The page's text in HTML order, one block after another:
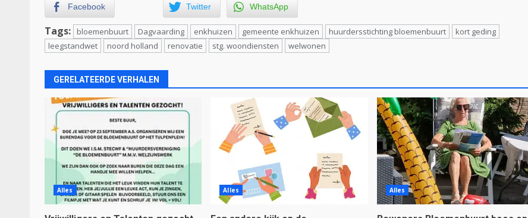
Facebook Twitter WhatsApp
Tags: bloemenbuurt Dagvaarding enkhuizen gemeente enkhuizen huurdersstichting bloemenbuurt
kort geding
leegstandwet
noord holland renovatie stg. woondiensten welwonen
GERELATEERDE VERHALEN
Alles Alles Alles